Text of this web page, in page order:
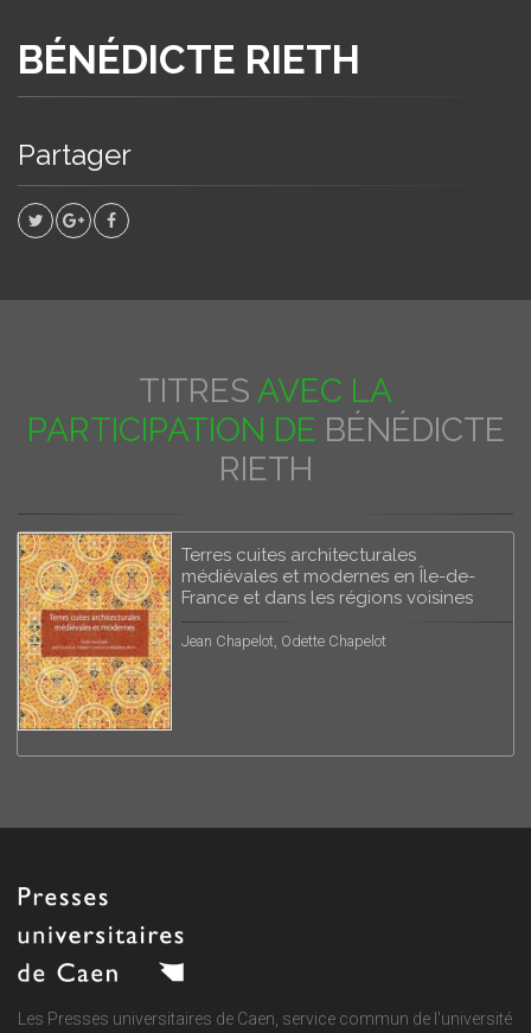
BÉNÉDICTE RIETH
Partager
TITRES AVEC LA
PARTICIPATION DE BÉNÉDICTE
RIETH
Terres cuites architecturales
médiévales et modernes en Île-de-
France et dans les régions voisines
Jean Chapelot, Odette Chapelot
Les Presses universitaires de Caen, service commun de l'université